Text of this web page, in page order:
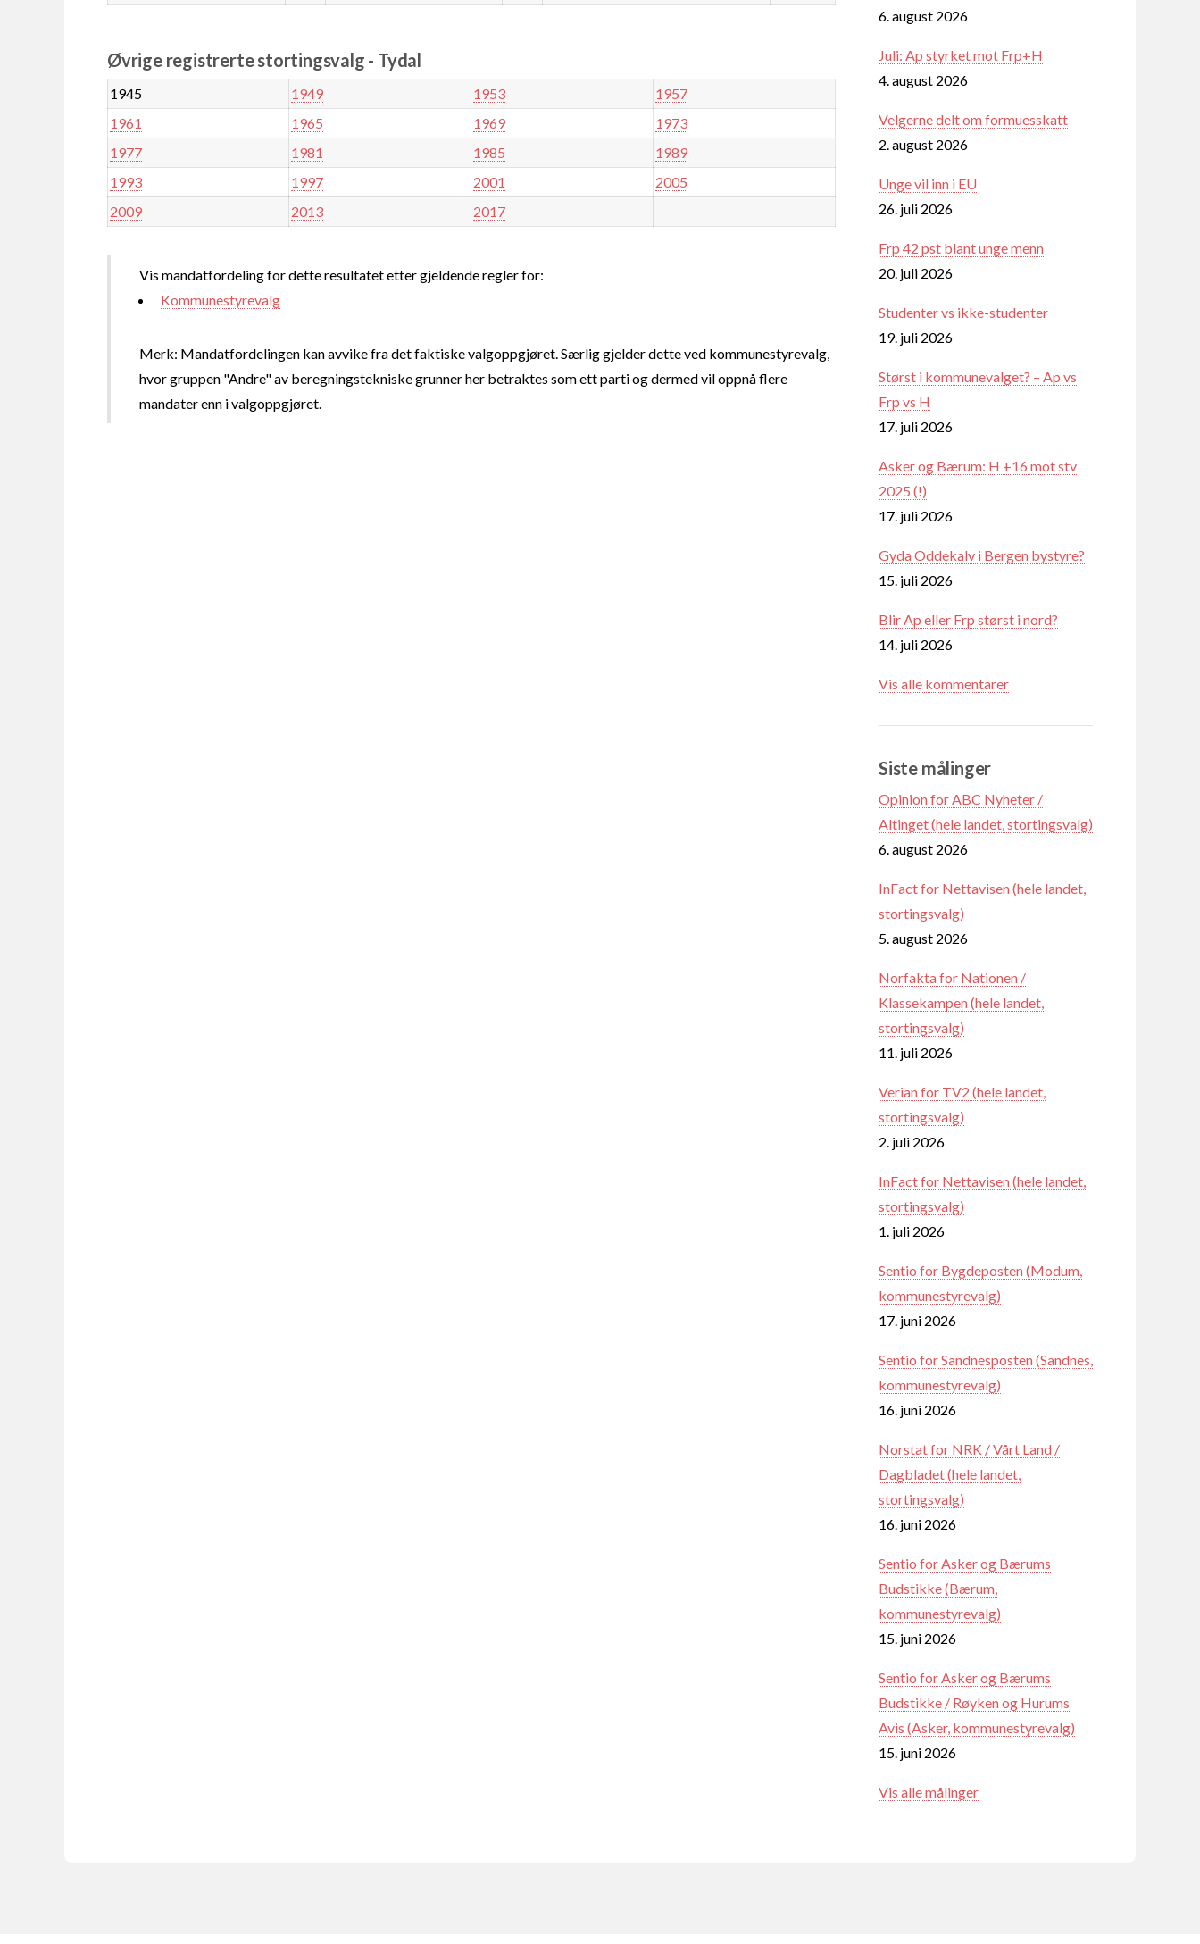
Øvrige registrerte stortingsvalg - Tydal
1945 1949 1953
1957
1961
1965 1969
1973
1977
1981 1985
1989
1993
1997 2001
2005
2009
2013 2017
Vis mandatfordeling for dette resultatet etter gjeldende regler for:
Kommunestyrevalg
Merk: Mandatfordelingen kan avvike fra det faktiske valgoppgjøret. Særlig gjelder dette ved kommunestyrevalg,
hvor gruppen "Andre" av beregningstekniske grunner her betraktes som ett parti og dermed vil oppnå flere
mandater enn i valgoppgjøret.
6. august 2026
Juli: Ap styrket mot Frp+H
4. august 2026
Velgerne delt om formuesskatt
2. august 2026
Unge vil inn i EU
26. juli 2026
Frp 42 pst blant unge menn
20. juli 2026
Studenter vs ikke-studenter
19. juli 2026
Størst i kommunevalget? – Ap vs
Frp vs H
17. juli 2026
Asker og Bærum: H +16 mot stv
2025 (!)
17. juli 2026
Gyda Oddekalv i Bergen bystyre?
15. juli 2026
Blir Ap eller Frp størst i nord?
14. juli 2026
Vis alle kommentarer
Siste målinger
Opinion for ABC Nyheter /
Altinget (hele landet, stortingsvalg)
6. august 2026
InFact for Nettavisen (hele landet,
stortingsvalg)
5. august 2026
Norfakta for Nationen /
Klassekampen (hele landet,
stortingsvalg)
11. juli 2026
Verian for TV2 (hele landet,
stortingsvalg)
2. juli 2026
InFact for Nettavisen (hele landet,
stortingsvalg)
1. juli 2026
Sentio for Bygdeposten (Modum,
kommunestyrevalg)
17. juni 2026
Sentio for Sandnesposten (Sandnes,
kommunestyrevalg)
16. juni 2026
Norstat for NRK / Vårt Land /
Dagbladet (hele landet,
stortingsvalg)
16. juni 2026
Sentio for Asker og Bærums
Budstikke (Bærum,
kommunestyrevalg)
15. juni 2026
Sentio for Asker og Bærums
Budstikke / Røyken og Hurums
Avis (Asker, kommunestyrevalg)
15. juni 2026
Vis alle målinger